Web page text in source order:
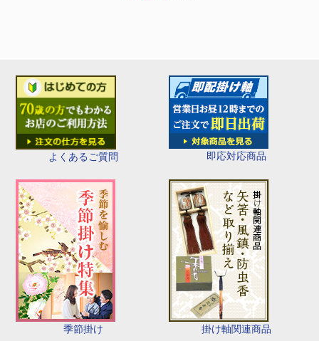
よくあるご質問 即応対応商品
季節掛け 掛け軸関連商品